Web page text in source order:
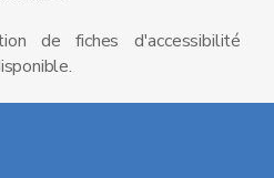
de fiches d'accessibilité